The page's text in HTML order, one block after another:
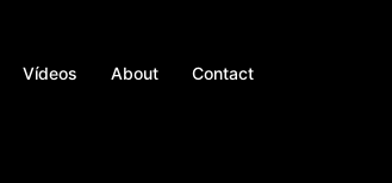
Vídeos About Contact